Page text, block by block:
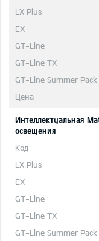
Интеллектуальная
освещения